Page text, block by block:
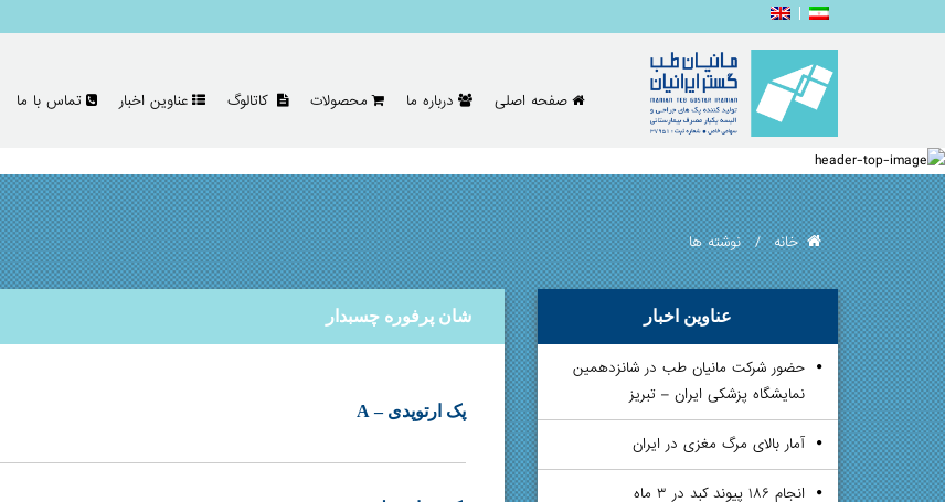
صفحه اصلی درباره ما محصولات کاتالوگ عناوین اخبار تماس با ما
خانه نوشته ها
شان پرفوره چسبدار
پک ارتوپدی – A
عناوین اخبار
حضور شرکت مانیان طب در شانزدهمین
نمایشگاه پزشکی ایران – تبریز
آمار بالای مرگ مغزی در ایران
انجام ۱۸۶ پیوند کبد در ۳ ماه